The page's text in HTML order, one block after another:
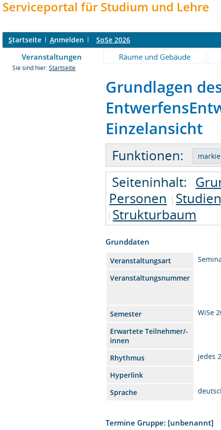
Serviceportal für Studium und Lehre
Startseite Anmelden SoSe 2026
Veranstaltungen Räume und Gebäude
Sie sind hier: Startseite
Grundlagen
Einzelansicht
Funktionen:
Seiteninhalt:
Personen
Strukturbaum
Grunddaten
Veranstaltungsart
Veranstaltungsnummer
Semester
WiSe
Erwartete Teilnehmer/-
innen
Rhythmus
jedes
Hyperlink
Sprache
Termine Gruppe: [unbenannt]